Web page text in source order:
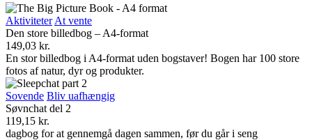
Aktiviteter At vente
Den store billedbog – A4-format
149,03 kr.
En stor billedbog i A4-format uden bogstaver! Bogen har 100 store
fotos af natur, dyr og produkter.
Sovende Bliv uafhængig
Søvnchat del 2
119,15 kr.
dagbog for at gennemgå dagen sammen, før du går i seng